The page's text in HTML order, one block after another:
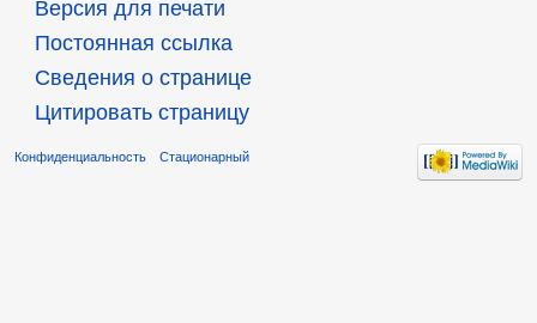
Версия для печати
Постоянная ссылка
Сведения о странице
Цитировать страницу
Конфиденциальность Стационарный